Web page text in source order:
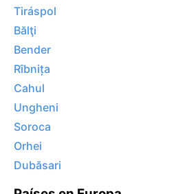
Tiráspol
Bălţi
Bender
Rîbnița
Cahul
Ungheni
Soroca
Orhei
Dubăsari